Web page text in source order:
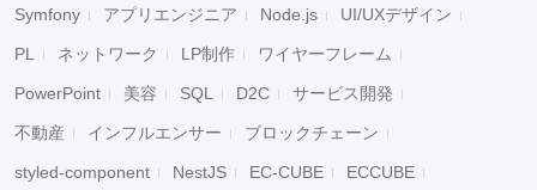
Symfony アプリエンジニア Node.js UI/UXデザイン
PL ネットワーク LP制作 ワイヤーフレーム
PowerPoint 美容 SQL D2C サービス開発
不動産 インフルエンサー ブロックチェーン
styled-component NestJS EC-CUBE ECCUBE